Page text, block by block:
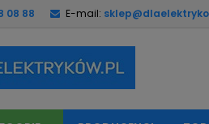
08 88 E-mail: